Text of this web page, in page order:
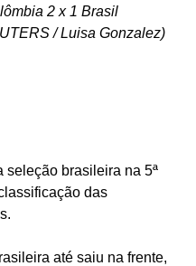
2 x 1 Brasil
/ Luisa Gonzalez)
seleção brasileira na 5ª
das
até saiu na frente,